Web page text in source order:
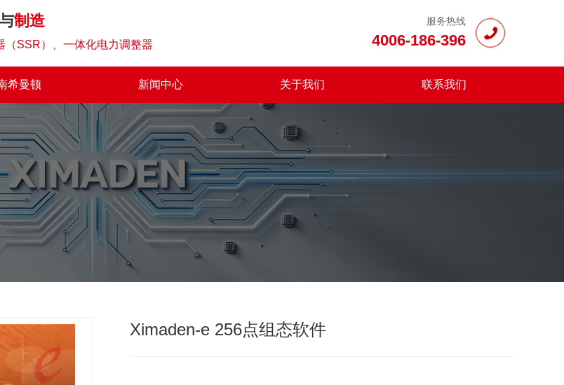
制造
（SSR）、一体化电力调整器
服务热线
4006-186-396
希曼顿 新闻中心 关于我们 联系我们
Ximaden-e 256点组态软件